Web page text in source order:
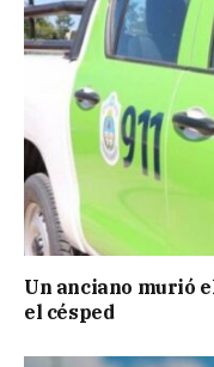
Un anciano murió
el césped